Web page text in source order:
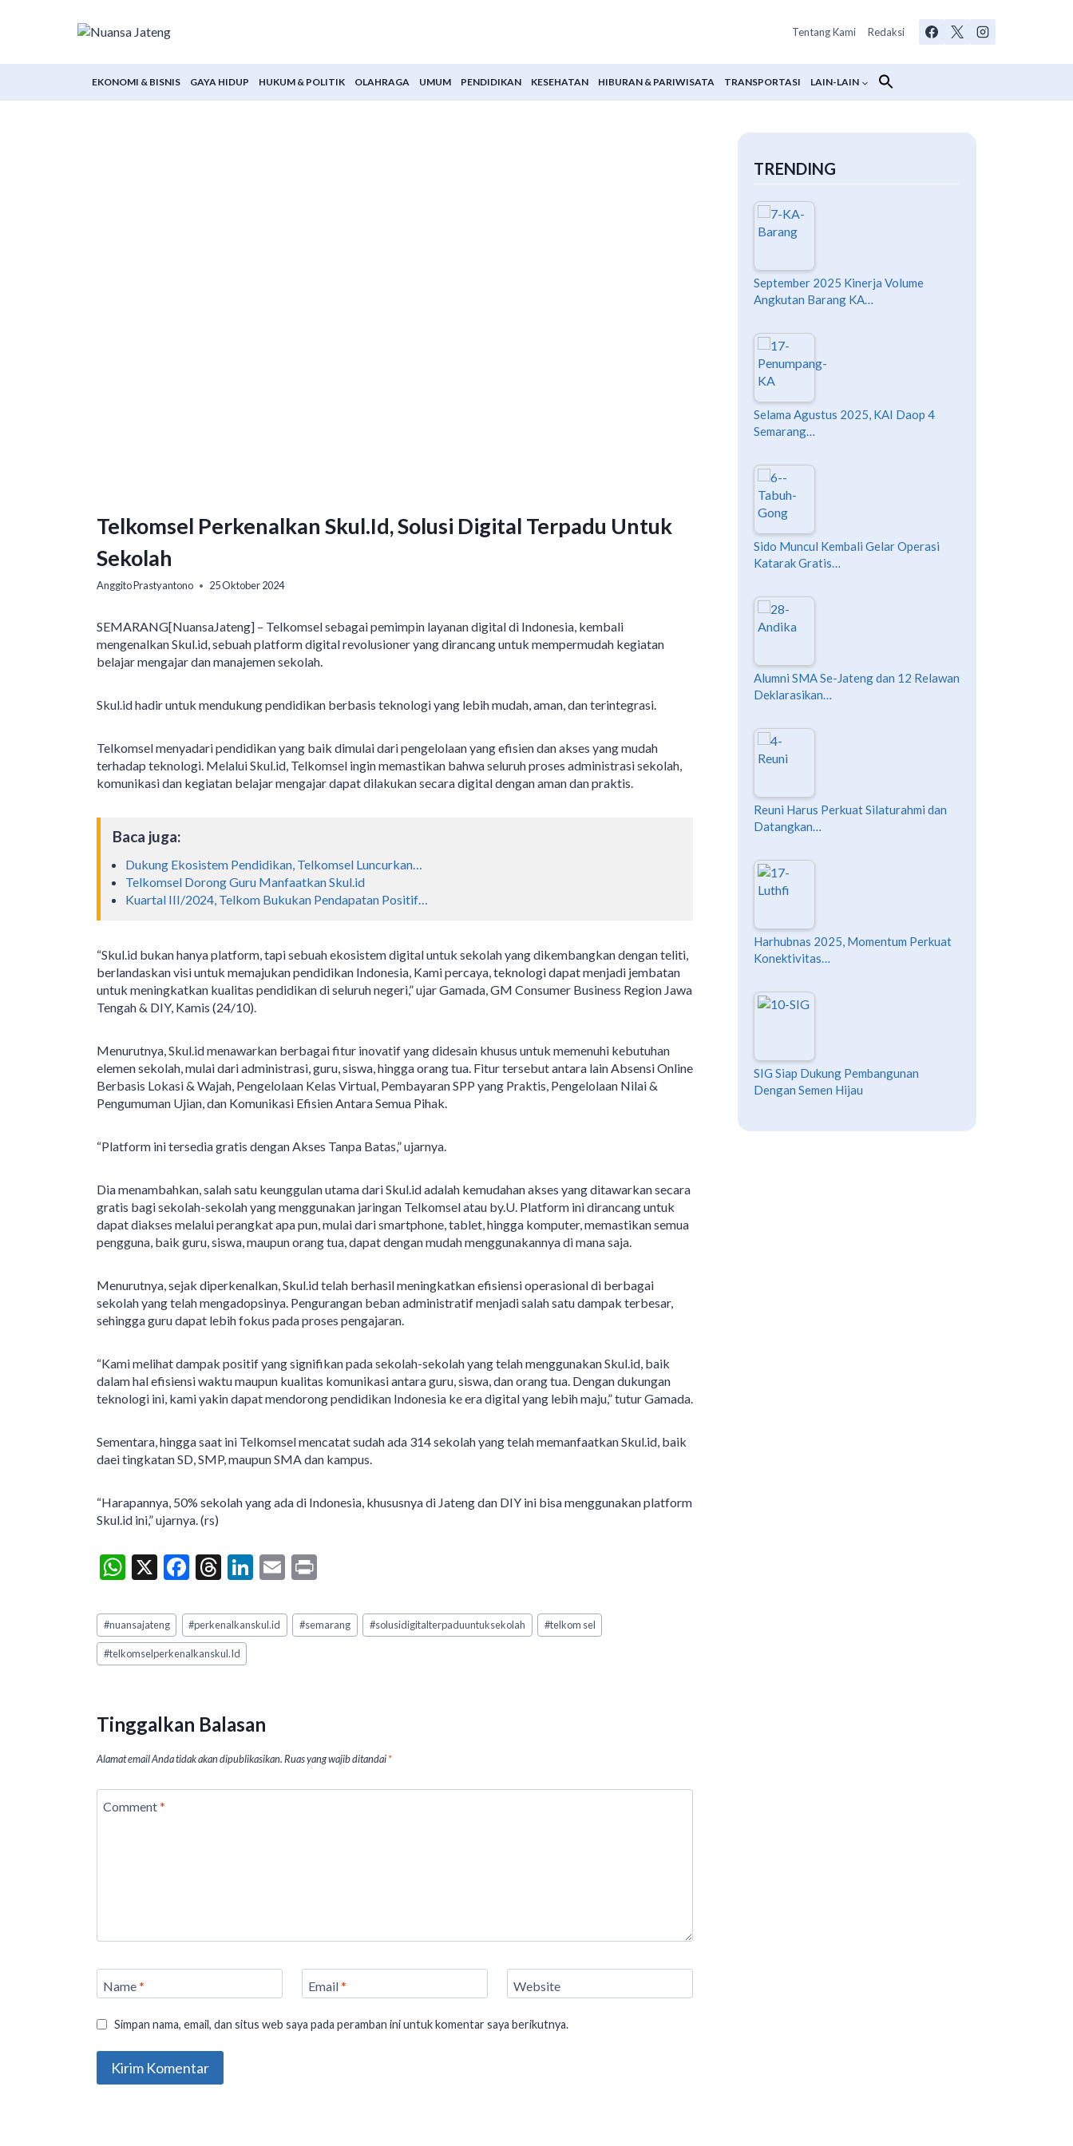
Tentang Kami Redaksi
EKONOMI & BISNIS GAYA HIDUP HUKUM & POLITIK OLAHRAGA UMUM PENDIDIKAN KESEHATAN HIBURAN & PARIWISATA TRANSPORTASI LAIN-LAIN
Telkomsel Perkenalkan Skul.Id, Solusi Digital Terpadu Untuk
Sekolah
Anggito Prastyantono 25 Oktober 2024
SEMARANG[NuansaJateng] – Telkomsel sebagai pemimpin layanan digital di Indonesia, kembali
mengenalkan Skul.id, sebuah platform digital revolusioner yang dirancang untuk mempermudah kegiatan
belajar mengajar dan manajemen sekolah.
Skul.id hadir untuk mendukung pendidikan berbasis teknologi yang lebih mudah, aman, dan terintegrasi.
Telkomsel menyadari pendidikan yang baik dimulai dari pengelolaan yang efisien dan akses yang mudah
terhadap teknologi. Melalui Skul.id, Telkomsel ingin memastikan bahwa seluruh proses administrasi sekolah,
komunikasi dan kegiatan belajar mengajar dapat dilakukan secara digital dengan aman dan praktis.
Baca juga:
Dukung Ekosistem Pendidikan, Telkomsel Luncurkan…
Telkomsel Dorong Guru Manfaatkan Skul.id
Kuartal III/2024, Telkom Bukukan Pendapatan Positif…
“Skul.id bukan hanya platform, tapi sebuah ekosistem digital untuk sekolah yang dikembangkan dengan teliti,
berlandaskan visi untuk memajukan pendidikan Indonesia, Kami percaya, teknologi dapat menjadi jembatan
untuk meningkatkan kualitas pendidikan di seluruh negeri,” ujar Gamada, GM Consumer Business Region Jawa
Tengah & DIY, Kamis (24/10).
Menurutnya, Skul.id menawarkan berbagai fitur inovatif yang didesain khusus untuk memenuhi kebutuhan
elemen sekolah, mulai dari administrasi, guru, siswa, hingga orang tua. Fitur tersebut antara lain Absensi Online
Berbasis Lokasi & Wajah, Pengelolaan Kelas Virtual, Pembayaran SPP yang Praktis, Pengelolaan Nilai &
Pengumuman Ujian, dan Komunikasi Efisien Antara Semua Pihak.
“Platform ini tersedia gratis dengan Akses Tanpa Batas,” ujarnya.
Dia menambahkan, salah satu keunggulan utama dari Skul.id adalah kemudahan akses yang ditawarkan secara
gratis bagi sekolah-sekolah yang menggunakan jaringan Telkomsel atau by.U. Platform ini dirancang untuk
dapat diakses melalui perangkat apa pun, mulai dari smartphone, tablet, hingga komputer, memastikan semua
pengguna, baik guru, siswa, maupun orang tua, dapat dengan mudah menggunakannya di mana saja.
Menurutnya, sejak diperkenalkan, Skul.id telah berhasil meningkatkan efisiensi operasional di berbagai
sekolah yang telah mengadopsinya. Pengurangan beban administratif menjadi salah satu dampak terbesar,
sehingga guru dapat lebih fokus pada proses pengajaran.
“Kami melihat dampak positif yang signifikan pada sekolah-sekolah yang telah menggunakan Skul.id, baik
dalam hal efisiensi waktu maupun kualitas komunikasi antara guru, siswa, dan orang tua. Dengan dukungan
teknologi ini, kami yakin dapat mendorong pendidikan Indonesia ke era digital yang lebih maju,” tutur Gamada.
Sementara, hingga saat ini Telkomsel mencatat sudah ada 314 sekolah yang telah memanfaatkan Skul.id, baik
daei tingkatan SD, SMP, maupun SMA dan kampus.
“Harapannya, 50% sekolah yang ada di Indonesia, khususnya di Jateng dan DIY ini bisa menggunakan platform
Skul.id ini,” ujarnya. (rs)
W
at
s
A
p
X
F
e
b
o
k
T
ea
ds
Li
ke
dI
E
ai
l
t
Post
Tags:
#nuansajateng #perkenalkanskul.id #semarang #solusidigitalterpaduuntuksekolah #telkom sel
#telkomselperkenalkanskul.Id
Tinggalkan Balasan
Alamat email Anda tidak akan dipublikasikan.Ruas yang wajib ditandai*
Comment*
Name* Email* Website
Simpan nama, email, dan situs web saya pada peramban ini untuk komentar saya berikutnya.
TRENDING
September 2025 Kinerja Volume
Angkutan Barang KA…
Selama Agustus 2025, KAI Daop 4
Semarang…
Sido Muncul Kembali Gelar Operasi
Katarak Gratis…
Alumni SMA Se-Jateng dan 12 Relawan
Deklarasikan…
Reuni Harus Perkuat Silaturahmi dan
Datangkan…
Harhubnas 2025, Momentum Perkuat
Konektivitas…
SIG Siap Dukung Pembangunan
Dengan Semen Hijau